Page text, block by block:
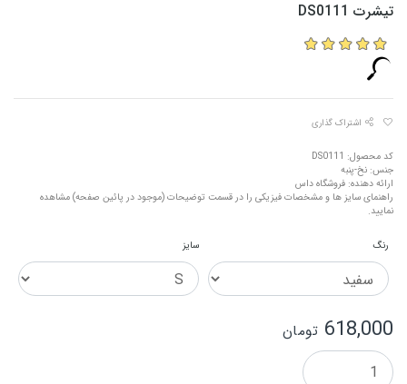
تیشرت DS0111
اشتراک گذاری
کد محصول: DS0111
جنس: نخ-پنبه
ارائه دهنده: فروشگاه داس
راهنمای سایز ها و مشخصات فیزیکی را در قسمت توضیحات (موجود در پائین صفحه) مشاهده
نمایید.
رنگ سایز
618,000 تومان